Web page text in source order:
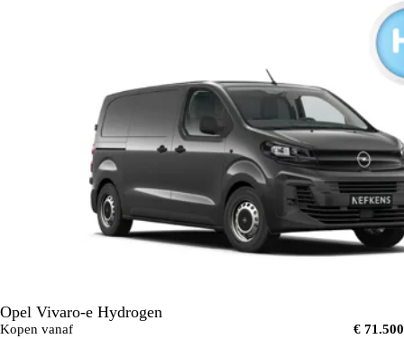
Opel Vivaro-e Hydrogen
Kopen vanaf € 71.500